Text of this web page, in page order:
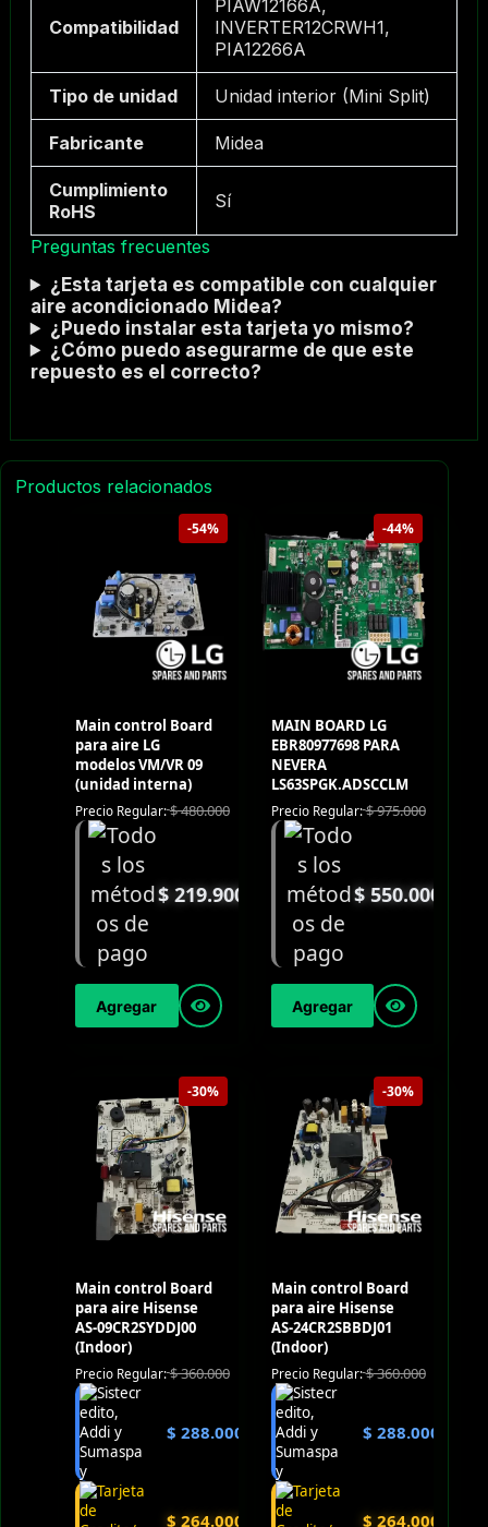
Compatibilidad
PIAW12166A,
INVERTER12CRWH1,
PIA12266A
Tipo de unidad Unidad interior (Mini Split)
Fabricante Midea
Cumplimiento
RoHS
Sí
Preguntas frecuentes
¿Esta tarjeta es compatible con cualquier
aire acondicionado Midea?
¿Puedo instalar esta tarjeta yo mismo?
¿Cómo puedo asegurarme de que este
repuesto es el correcto?
Productos relacionados
-54%
Main control Board
para aire LG
modelos VM/VR 09
(unidad interna)
Precio Regular:$480.000
$219.900
Agregar
-44%
MAIN BOARD LG
EBR80977698 PARA
NEVERA
LS63SPGK.ADSCCLM
Precio Regular:$975.000
$550.000
Agregar
-30%
Main control Board
para aire Hisense
AS-09CR2SYDDJ00
(Indoor)
Precio Regular:$360.000
$ 288.000
$ 264.000
-30%
Main control Board
para aire Hisense
AS-24CR2SBBDJ01
(Indoor)
Precio Regular:$360.000
$ 288.000
$ 264.000